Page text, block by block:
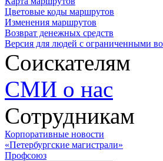
Цветовые коды маршрутов
Изменения маршрутов
Возврат денежных средств
Версия для людей с ограниченными
Соискателям
СМИ о нас
Сотрудникам
Корпоративные новости
«Петербургские магистрали»
Профсоюз